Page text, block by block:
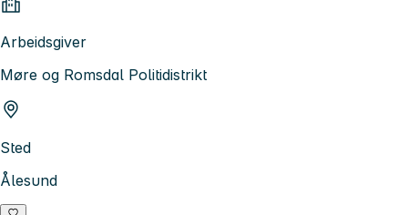
Arbeidsgiver
Møre og Romsdal Politidistrikt
Sted
Ålesund